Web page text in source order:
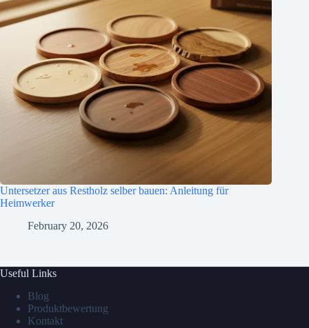
Untersetzer aus Restholz selber bauen: Anleitung für
Heimwerker
February 20, 2026
Useful Links
Blog
Produktbewertung
Kontakt